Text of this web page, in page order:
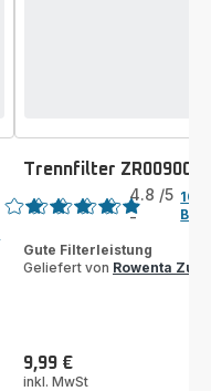
Trennfilter ZR009007
Bewertung
4.8 /5
-
103
Gute Filterleistung
Geliefert von Rowenta
Preis
9,99 €
inkl. MwSt